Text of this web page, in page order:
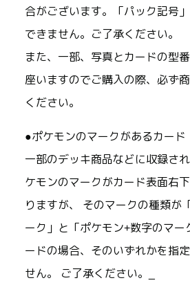
合がございます。「パック記号
できません。ご了承ください。
また、一部、写真とカードの型
座いますのでご購入の際、必ず
ください。
●ポケモンのマークがあるカード
一部のデッキ商品などに収録さ
ケモンのマークがカード表面右
りますが、 そのマークの種類が
ーク」と「ポケモン+数字のマー
ードの場合、そのいずれかを指
せん。 ご了承ください。_